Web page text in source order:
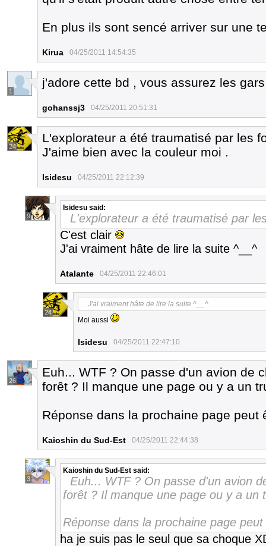
En plus ils sont sencé arriver sur une
Kirua 04/25/2011 14:54:35
1
j'adore cette bd , vous assurez les
gohanssj3 04/25/2011 20:51:31
24
L'explorateur a été traumatisé par les
J'aime bien avec la couleur moi .
Isidesu 04/25/2011 22:12:39
9
Isidesu said:
L'explorateur a été traumatisé par
C'est clair
J'ai vraiment hâte de lire la suite ^__^
Atalante 04/25/2011 22:46:01
24
J'ai vraiment hâte de lire la suite ^__^
Moi aussi
Isidesu 04/25/2011 22:47:10
26
Euh... WTF ? On passe d'un avion de
forêt ? Il manque une page ou y a un
Réponse dans la prochaine page peut
Kaioshin du Sud-Est 04/25/2011 22:44:38
3
Kaioshin du Sud-Est said:
Euh... WTF ? On passe d'un avion
forêt ? Il manque une page ou y a un
Réponse dans la prochaine page
ha je suis pas le seul que sa choque